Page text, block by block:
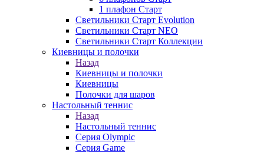
1 плафон Старт
Светильники Старт Evolution
Светильники Старт NEO
Светильники Старт Коллекции
Киевницы и полочки
Назад
Киевницы и полочки
Киевницы
Полочки для шаров
Настольный теннис
Назад
Настольный теннис
Серия Olympic
Серия Game